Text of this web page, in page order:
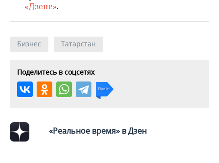
«Дзене».
Бизнес Татарстан
Поделитесь в соцсетях
«Реальное время» в Дзен